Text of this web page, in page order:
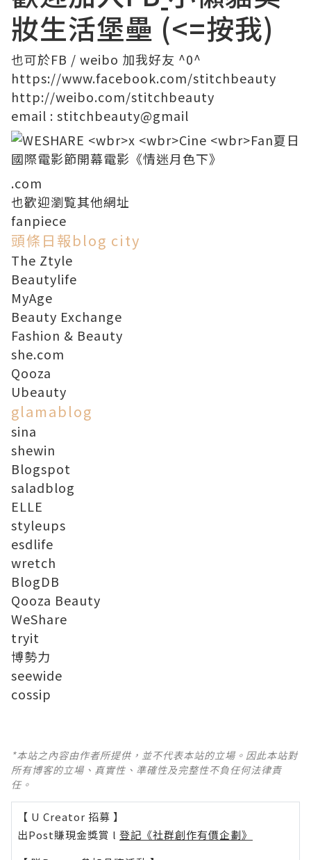
妝生活堡壘 (<=按我)
也可於FB / weibo 加我好友 ^0^
https://www.facebook.com/stitchbeauty
http://weibo.com/stitchbeauty
email : stitchbeauty@gmail
.com
也歡迎瀏覧其他網址
fanpiece
頭條日報blog city
The Ztyle
Beautylife
MyAge
Beauty Exchange
Fashion & Beauty
she.com
Qooza
Ubeauty
glamablog
sina
shewin
Blogspot
saladblog
ELLE
styleups
esdlife
wretch
BlogDB
Qooza Beauty
WeShare
tryit
博勢力
seewide
cossip
*本站之內容由作者所提供，並不代表本站的立場。因此本站對
所有博客的立場、真實性、準確性及完整性不負任何法律責
任。
【 U Creator 招募 】
出Post賺現金獎賞 l 登記《社群創作有價企劃》